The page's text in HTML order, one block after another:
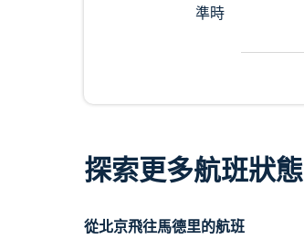
準時
探索更多航班狀態
從北京飛往馬德里的航班